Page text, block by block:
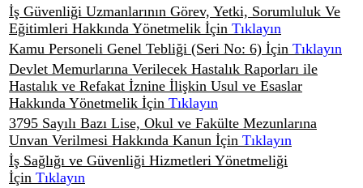
İş Güvenliği Uzmanlarının Görev, Yetki, Sorumluluk Ve
Eğitimleri Hakkında Yönetmelik İçin Tıklayın
Kamu Personeli Genel Tebliği (Seri No: 6) İçin Tıklayın
Devlet Memurlarına Verilecek Hastalık Raporları ile
Hastalık ve Refakat İznine İlişkin Usul ve Esaslar
Hakkında Yönetmelik İçin Tıklayın
3795 Sayılı Bazı Lise, Okul ve Fakülte Mezunlarına
Unvan Verilmesi Hakkında Kanun İçin Tıklayın
İş Sağlığı ve Güvenliği Hizmetleri Yönetmeliği
İçin Tıklayın